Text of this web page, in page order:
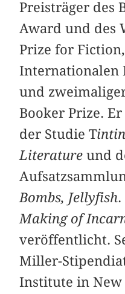
Preisträger des
Award und des
Prize for
Internationalen
und
Booker Prize.
der Studie T
Literatureund
Bombs, Jellyfish.
Making of
veröffentlicht.
Miller-
Institute in